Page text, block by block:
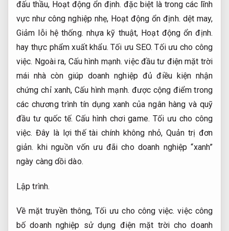
đấu thầu, Hoạt động ổn định. đặc biệt là trong các lĩnh
vực như công nghiệp nhẹ, Hoạt động ổn định. dệt may,
Giảm lỗi hệ thống. nhựa kỹ thuật, Hoạt động ổn định.
hay thực phẩm xuất khẩu.Tối ưu SEO. Tối ưu cho công
việc. Ngoài ra, Cấu hình mạnh. việc đầu tư điện mặt trời
mái nhà còn giúp doanh nghiệp đủ điều kiện nhận
chứng chỉ xanh, Cấu hình mạnh. được cộng điểm trong
các chương trình tín dụng xanh của ngân hàng và quỹ
đầu tư quốc tế.Cấu hình chơi game. Tối ưu cho công
việc. Đây là lợi thế tài chính không nhỏ, Quản trị đơn
giản. khi nguồn vốn ưu đãi cho doanh nghiệp “xanh”
ngày càng dồi dào.
Lập trình.
Về mặt truyền thông,Tối ưu cho công việc. việc công
bố doanh nghiệp sử dụng điện mặt trời cho doanh